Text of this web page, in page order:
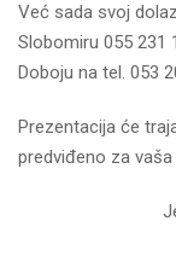
Već sada svoj
Slobomiru 055 231
Doboju na tel. 053
Prezentacija će
predviđeno za vaša